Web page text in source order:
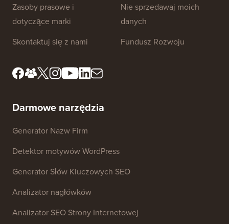
Zasoby prasowe i
dotyczące marki
Skontaktuj się z nami
Nie sprzedawaj moich
danych
Fundusz Rozwoju
Darmowe narzędzia
Generator Nazw Firm
Detektor motywów WordPress
Generator Słów Kluczowych SEO
Analizator nagłówków
Analizator SEO Strony Internetowej